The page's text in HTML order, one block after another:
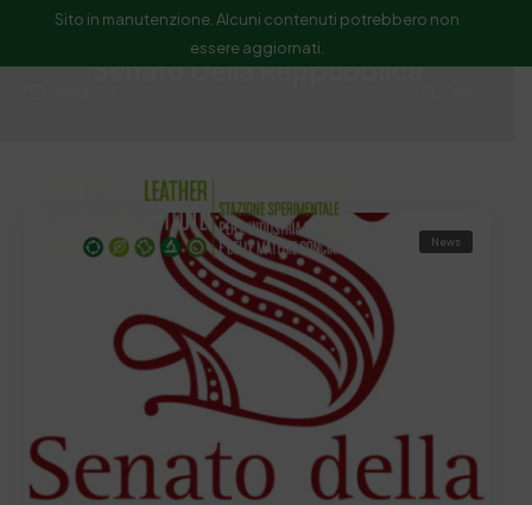
Sito in manutenzione. Alcuni contenuti potrebbero non
essere aggiornati.
Senato Della Reppubblica
News